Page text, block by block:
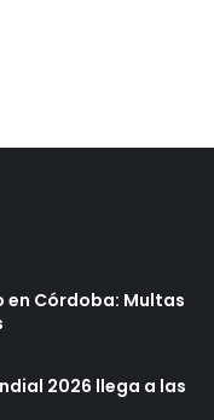
en Córdoba: Multas
2026 llega a las